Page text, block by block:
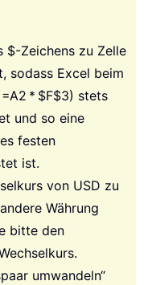
$-Zeichens zu Zelle
sodass Excel beim
* $F$3) stets
und so eine
festen
ist.
von USD zu
Währung
bitte den
umwandeln“